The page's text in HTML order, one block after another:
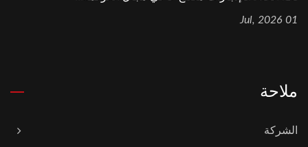
01 Jul, 2026
ملاحة
الشركة